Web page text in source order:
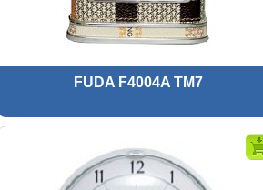
FUDA F4004A TM7